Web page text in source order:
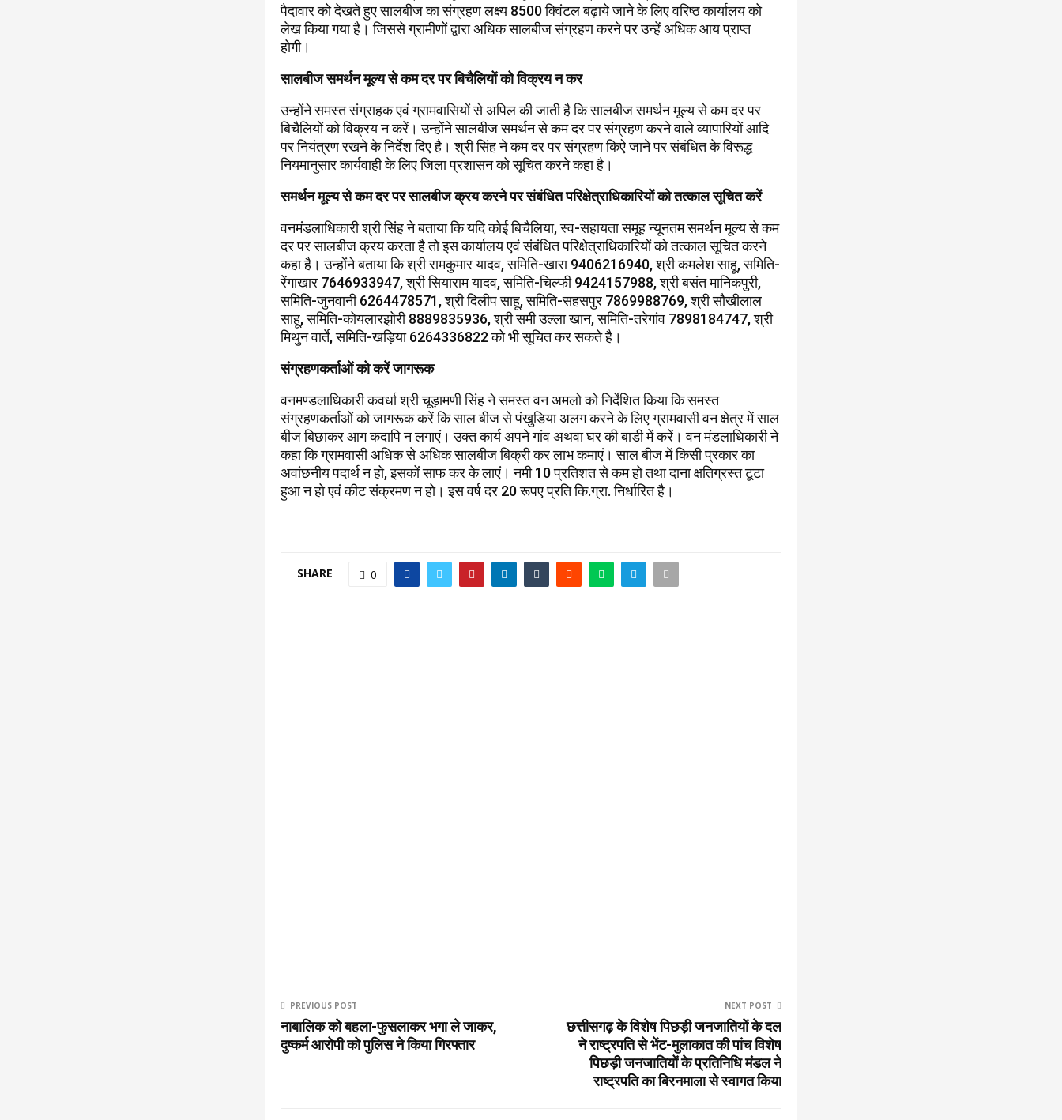
पैदावार को देखते हुए सालबीज का संग्रहण लक्ष्य 8500 क्विंटल बढ़ाये जाने के लिए वरिष्ठ कार्यालय को
लेख किया गया है। जिससे ग्रामीणों द्वारा अधिक सालबीज संग्रहण करने पर उन्हें अधिक आय प्राप्त
होगी।
सालबीज समर्थन मूल्य से कम दर पर बिचैलियों को विक्रय न कर
उन्होंने समस्त संग्राहक एवं ग्रामवासियों से अपिल की जाती है कि सालबीज समर्थन मूल्य से कम दर पर
बिचैलियों को विक्रय न करें। उन्होंने सालबीज समर्थन से कम दर पर संग्रहण करने वाले व्यापारियों आदि
पर नियंत्रण रखने के निर्देश दिए है। श्री सिंह ने कम दर पर संग्रहण किऐ जाने पर संबंधित के विरूद्ध
नियमानुसार कार्यवाही के लिए जिला प्रशासन को सूचित करने कहा है।
समर्थन मूल्य से कम दर पर सालबीज क्रय करने पर संबंधित परिक्षेत्राधिकारियों को तत्काल सूचित करें
वनमंडलाधिकारी श्री सिंह ने बताया कि यदि कोई बिचैलिया, स्व-सहायता समूह न्यूनतम समर्थन मूल्य से कम
दर पर सालबीज क्रय करता है तो इस कार्यालय एवं संबंधित परिक्षेत्राधिकारियों को तत्काल सूचित करने
कहा है। उन्होंने बताया कि श्री रामकुमार यादव, समिति-खारा 9406216940, श्री कमलेश साहू, समिति-
रेंगाखार 7646933947, श्री सियाराम यादव, समिति-चिल्फी 9424157988, श्री बसंत मानिकपुरी,
समिति-जुनवानी 6264478571, श्री दिलीप साहू, समिति-सहसपुर 7869988769, श्री सौखीलाल
साहू, समिति-कोयलारझोरी 8889835936, श्री समी उल्ला खान, समिति-तरेगांव 7898184747, श्री
मिथुन वार्ते, समिति-खड़िया 6264336822 को भी सूचित कर सकते है।
संग्रहणकर्ताओं को करें जागरूक
वनमण्डलाधिकारी कवर्धा श्री चूड़ामणी सिंह ने समस्त वन अमलो को निर्देशित किया कि समस्त
संग्रहणकर्ताओं को जागरूक करें कि साल बीज से पंखुडिया अलग करने के लिए ग्रामवासी वन क्षेत्र में साल
बीज बिछाकर आग कदापि न लगाएं। उक्त कार्य अपने गांव अथवा घर की बाडी में करें। वन मंडलाधिकारी ने
कहा कि ग्रामवासी अधिक से अधिक सालबीज बिक्री कर लाभ कमाएं। साल बीज में किसी प्रकार का
अवांछनीय पदार्थ न हो, इसकों साफ कर के लाएं। नमी 10 प्रतिशत से कम हो तथा दाना क्षतिग्रस्त टूटा
हुआ न हो एवं कीट संक्रमण न हो। इस वर्ष दर 20 रूपए प्रति कि.ग्रा. निर्धारित है।
SHARE 0
PREVIOUS POST
नाबालिक को बहला-फुसलाकर भगा ले जाकर,
दुष्कर्म आरोपी को पुलिस ने किया गिरफ्तार
NEXT POST
छत्तीसगढ़ के विशेष पिछड़ी जनजातियों के दल
ने राष्ट्रपति से भेंट-मुलाकात की पांच विशेष
पिछड़ी जनजातियों के प्रतिनिधि मंडल ने
राष्ट्रपति का बिरनमाला से स्वागत किया